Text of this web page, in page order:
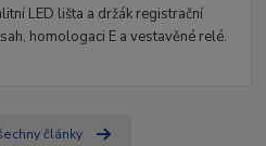
LED lišta a držák registrační
homologaci E a vestavěné relé.
články